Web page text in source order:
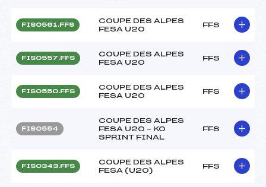
FIS0561.FFS
COUPE DES ALPES
FESA U20
FFS
FIS0557.FFS
COUPE DES ALPES
FESA U20
FFS
FIS0550.FFS
COUPE DES ALPES
FESA U20
FFS
FIS0554
COUPE DES ALPES
FESA U20 – KO
SPRINT FINAL
FFS
FIS0343.FFS
COUPE DES ALPES
FESA (U20)
FFS